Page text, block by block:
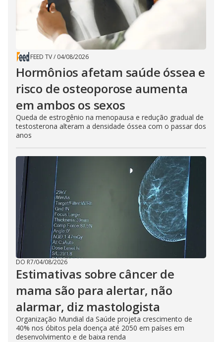
FEED TV/ 04/08/2026
Hormônios afetam saúde óssea e
risco de osteoporose aumenta
em ambos os sexos
Queda de estrogênio na menopausa e redução gradual de
testosterona alteram a densidade óssea com o passar dos
anos
DO R7/04/08/2026
Estimativas sobre câncer de
mama são para alertar, não
alarmar, diz mastologista
Organização Mundial da Saúde projeta crescimento de
40% nos óbitos pela doença até 2050 em países em
desenvolvimento e de baixa renda